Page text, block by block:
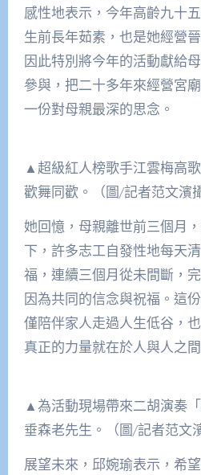
感性地表示，今年高齡九十
生前長年茹素，也是她經營
因此特別將今年的活動獻給
參與，把二十多年來經營宮
一份對母親最深的思念。
▲超級紅人榜歌手江雲梅高
歡舞同歡。（圖/記者范文濱攝
她回憶，母親離世前三個月
下，許多志工自發性地每天
福，連續三個月從未間斷，
因為共同的信念與祝福。這
僅陪伴家人走過人生低谷，
真正的力量就在於人與人之
▲為活動現場帶來二胡演奏
垂森老先生。（圖/記者范文
展望未來，邱婉瑜表示，希